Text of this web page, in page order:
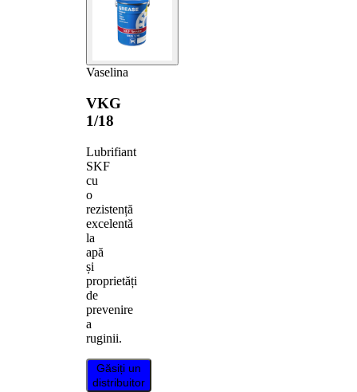
Vaselina
VKG
1/18
Lubrifiant
SKF
cu
o
rezistență
excelentă
la
apă
și
proprietăți
de
prevenire
a
ruginii.
Găsiți un
distribuitor